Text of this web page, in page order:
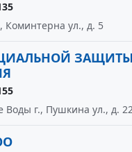
Коминтерна ул., д. 5
ЗАЩИТЫ
г., Пушкина ул., д.